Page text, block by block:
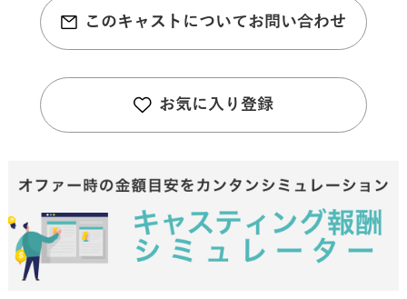
このキャストについてお問い合わせ
お気に入り登録